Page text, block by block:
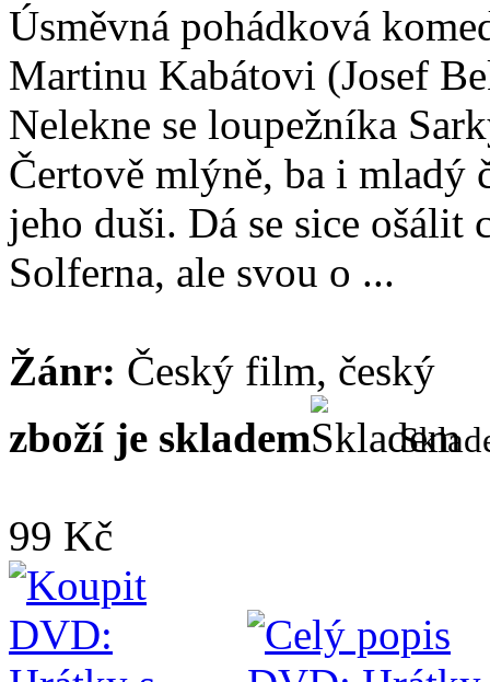
Úsměvná pohádková
Martinu Kabátovi (Josef
Nelekne se loupežníka
Čertově mlýně, ba i mladý
jeho duši. Dá se sice ošálit
Solferna, ale svou o ...
Žánr: Český film, český
zboží je skladem
99 Kč